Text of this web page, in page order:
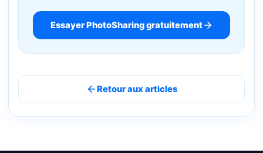
Essayer PhotoSharing gratuitement
Retour aux articles